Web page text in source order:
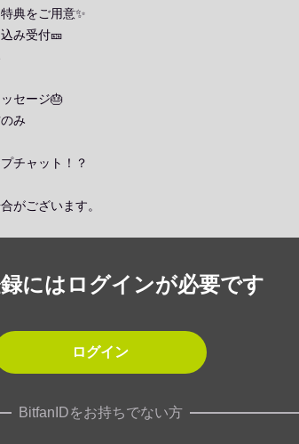
典をご用意✨
み受付🎫
セージ🎂
み
チャット！？
がございます。
にはログインが必要です
ログイン
BitfanIDをお持ちでない方